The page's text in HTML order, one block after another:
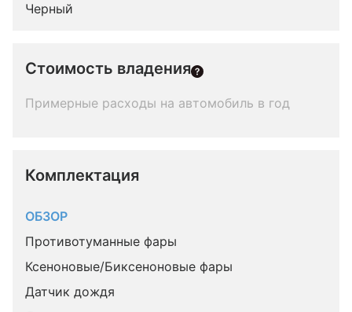
Черный
Стоимость владения
Примерные расходы на автомобиль в год
Комплектация
ОБЗОР
Противотуманные фары
Ксеноновые/Биксеноновые фары
Датчик дождя